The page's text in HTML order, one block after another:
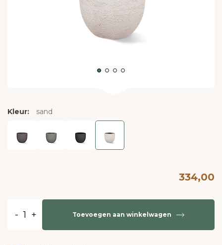
Kleur: sand
334,00
- + Toevoegen aan winkelwagen